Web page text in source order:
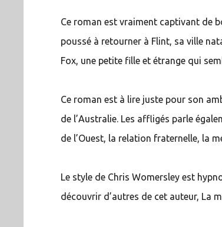
Ce roman est vraiment captivant de
poussé à retourner à Flint, sa ville
Fox, une petite fille et étrange qui
Ce roman est à lire juste pour son
de l’Australie. Les affligés parle
de l’Ouest, la relation fraternelle, la
Le style de Chris Womersley est
découvrir d’autres de cet auteur, La